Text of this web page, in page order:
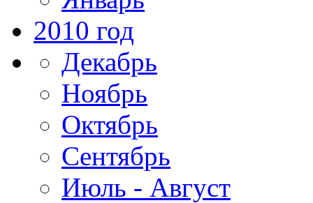
2010 год
Декабрь
Ноябрь
Октябрь
Сентябрь
Июль - Август